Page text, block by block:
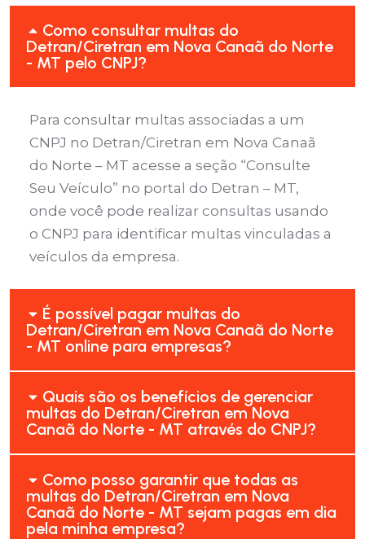
Como consultar multas do
Detran/Ciretran em Nova Canaã do Norte
- MT pelo CNPJ?
Para consultar multas associadas a um
CNPJ no Detran/Ciretran em Nova Canaã
do Norte – MT acesse a seção “Consulte
Seu Veículo” no portal do Detran – MT,
onde você pode realizar consultas usando
o CNPJ para identificar multas vinculadas a
veículos da empresa.
É possível pagar multas do
Detran/Ciretran em Nova Canaã do Norte
- MT online para empresas?
Quais são os benefícios de gerenciar
multas do Detran/Ciretran em Nova
Canaã do Norte - MT através do CNPJ?
Como posso garantir que todas as
multas do Detran/Ciretran em Nova
Canaã do Norte - MT sejam pagas em dia
pela minha empresa?